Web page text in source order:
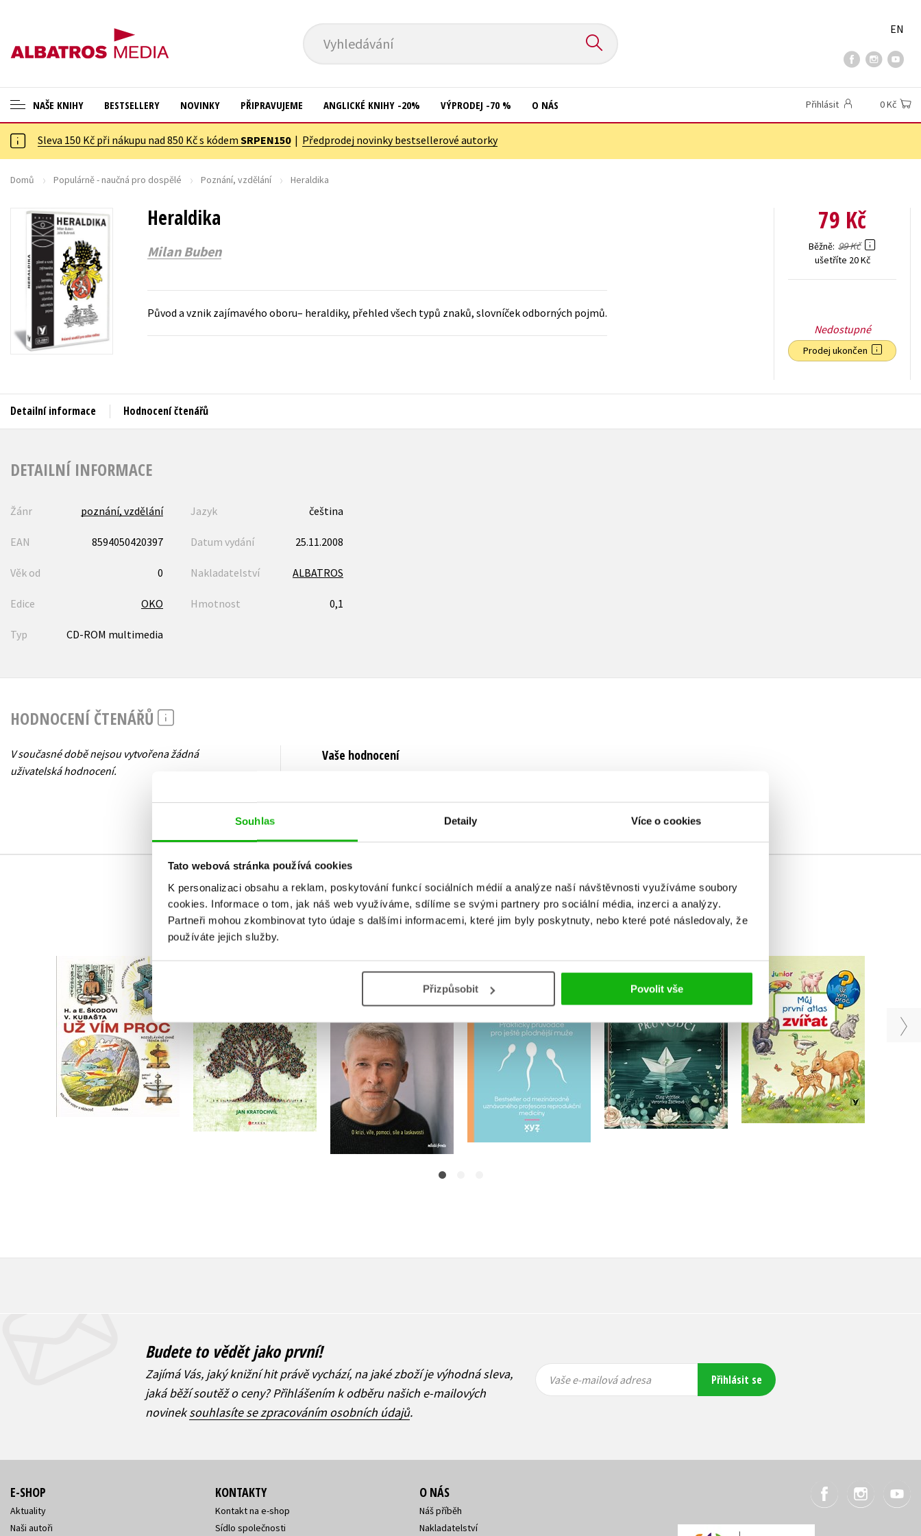
Souhlas Detaily Více o cookies
Tato webová stránka používá cookies
K personalizaci obsahu a reklam, poskytování funkcí sociálních médií a analýze naší návštěvnosti využíváme soubory
cookies. Informace o tom, jak náš web využíváme, sdílíme se svými partnery pro sociální média, inzerci a analýzy.
Partneři mohou zkombinovat tyto údaje s dalšími informacemi, které jim byly poskytnuty, nebo které poté následovaly, že
používáte jejich služby.
Přizpůsobit Povolit vše
Vyhledávání
EN
NAŠE KNIHY
ANGLICKÉ KNIHY -20 %
VÝPRODEJ -70 %
ASTERIX S DÁRKEM
🎁DÁRKOVÉ PUBLIKACE
✉️ DÁRKOVÉ POUKAZY
Auto - moto
Beletrie pro děti
Byznys a ekonomie
Cestování
Dárkové publikace
Digitální fotografie
Esoterika a duchovní svět
Komiks
Populárně - naučná pro dospělé
Populárně - naučné pro děti
Young adult
BESTSELLERY NOVINKY PŘIPRAVUJEME ANGLICKÉ KNIHY -20% VÝPRODEJ -70 % O NÁS Přihlásit 0 Kč
Sleva 150 Kč při nákupu nad 850 Kč s kódem SRPEN150| Předprodej novinky bestsellerové autorky
Domů Populárně - naučná pro dospělé Poznání, vzdělání Heraldika
Heraldika
Milan Buben
Původ a vznik zajímavého oboru– heraldiky, přehled všech typů znaků, slovníček odborných pojmů.
79 Kč
Běžně 99 Kč
ušetříte 20 Kč
Nedostupné
Prodej ukončen
Detailní informace Hodnocení čtenářů
DETAILNÍ INFORMACE
Žánr poznání, vzdělání Jazyk čeština
EAN 8594050420397 Datum vydání 25.11.2008
Věk od 0 Nakladatelství ALBATROS
Edice OKO Hmotnost 0,1
Typ CD-ROM multimedia
HODNOCENÍ ČTENÁŘŮ
V současné době nejsou vytvořena žádná
uživatelská hodnocení.
Vaše hodnocení
MOHLO BY VÁS TAKÉ ZAJÍMAT
Už vím proč
Jan Krůta
,
Helena Škodová
,
Eduard Škoda
Do košíku Do košíku
399 Kč
319 Kč
Dobro a zlo 21. století
Klára Mandausová
Marek Vácha
Do košíku
399 Kč
319 Kč
Peter Humaidan
Do košíku
369 Kč
295 Kč
Oleg Vojtíšek
,
Veronika Žáčiková
Do košíku
399 Kč
319 Kč
Můj první atlas zvířat
Anne Möllerová
Do košíku
269 Kč
215 Kč
Budete to vědět jako první!
Zajímá Vás, jaký knižní hit právě vychází, na jaké zboží je výhodná sleva,
jaká běží soutěž o ceny? Přihlášením k odběru našich e-mailových
novineksouhlasíte se zpracováním osobních údajů.
mailová
mailová
Vaše e-mailová adresa Přihlásit se
E-SHOP
Aktuality
Naši autoři
KONTAKTY
Kontakt na e-shop
Sídlo společnosti
O NÁS
Náš příběh
Nakladatelství